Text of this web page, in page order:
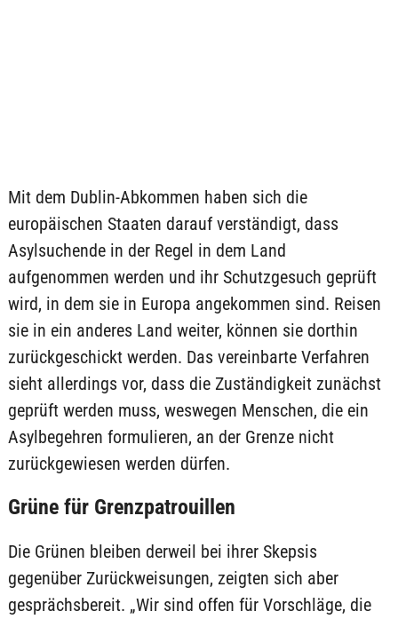
Mit dem Dublin-Abkommen haben sich die
europäischen Staaten darauf verständigt, dass
Asylsuchende in der Regel in dem Land
aufgenommen werden und ihr Schutzgesuch geprüft
wird, in dem sie in Europa angekommen sind. Reisen
sie in ein anderes Land weiter, können sie dorthin
zurückgeschickt werden. Das vereinbarte Verfahren
sieht allerdings vor, dass die Zuständigkeit zunächst
geprüft werden muss, weswegen Menschen, die ein
Asylbegehren formulieren, an der Grenze nicht
zurückgewiesen werden dürfen.
Grüne für Grenzpatrouillen
Die Grünen bleiben derweil bei ihrer Skepsis
gegenüber Zurückweisungen, zeigten sich aber
gesprächsbereit. „Wir sind offen für Vorschläge, die